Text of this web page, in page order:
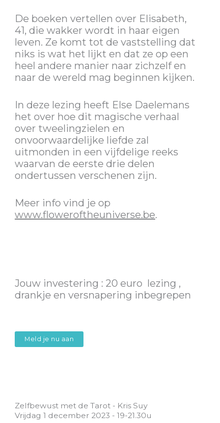
De boeken vertellen over Elisabeth,
41, die wakker wordt in haar eigen
leven. Ze komt tot de vaststelling dat
niks is wat het lijkt en dat ze op een
heel andere manier naar zichzelf en
naar de wereld mag beginnen kijken.
In deze lezing heeft Else Daelemans
het over hoe dit magische verhaal
over tweelingzielen en
onvoorwaardelijke liefde zal
uitmonden in een vijfdelige reeks
waarvan de eerste drie delen
ondertussen verschenen zijn.
Meer info vind je op
www.floweroftheuniverse.be.
Jouw investering : 20 euro lezing ,
drankje en versnapering inbegrepen
Meld je nu aan
Zelfbewust met de Tarot - Kris Suy
Vrijdag 1 december 2023 - 19-21.30u